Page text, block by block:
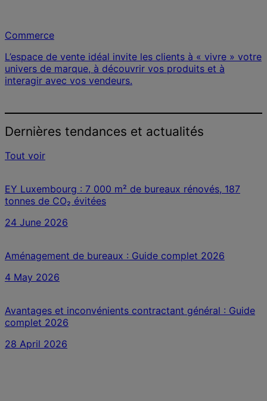
Commerce
L’espace de vente idéal invite les clients à « vivre » votre
univers de marque, à découvrir vos produits et à
interagir avec vos vendeurs.
Dernières tendances et actualités
Tout voir
EY Luxembourg : 7 000 m² de bureaux rénovés, 187
tonnes de CO₂ évitées
24 June 2026
Aménagement de bureaux : Guide complet 2026
4 May 2026
Avantages et inconvénients contractant général : Guide
complet 2026
28 April 2026